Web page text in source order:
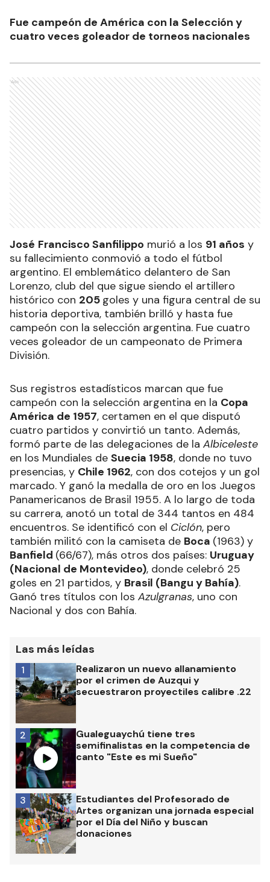
Fue campeón de América con la Selección y
cuatro veces goleador de torneos nacionales
Ads
José Francisco Sanfilippo murió a los 91 años y
su fallecimiento conmovió a todo el fútbol
argentino. El emblemático delantero de San
Lorenzo, club del que sigue siendo el artillero
histórico con 205 goles y una figura central de su
historia deportiva, también brilló y hasta fue
campeón con la selección argentina. Fue cuatro
veces goleador de un campeonato de Primera
División.
Sus registros estadísticos marcan que fue
campeón con la selección argentina en la Copa
América de 1957, certamen en el que disputó
cuatro partidos y convirtió un tanto. Además,
formó parte de las delegaciones de la Albiceleste
en los Mundiales de Suecia 1958, donde no tuvo
presencias, y Chile 1962, con dos cotejos y un gol
marcado. Y ganó la medalla de oro en los Juegos
Panamericanos de Brasil 1955. A lo largo de toda
su carrera, anotó un total de 344 tantos en 484
encuentros. Se identificó con el Ciclón, pero
también militó con la camiseta de Boca (1963) y
Banfield (66/67), más otros dos países: Uruguay
(Nacional de Montevideo), donde celebró 25
goles en 21 partidos, y Brasil (Bangu y Bahía).
Ganó tres títulos con los Azulgranas, uno con
Nacional y dos con Bahía.
Las más leídas
Realizaron un nuevo allanamiento
por el crimen de Auzqui y
secuestraron proyectiles calibre .22
1
Gualeguaychú tiene tres
semifinalistas en la competencia de
canto "Este es mi Sueño"
2
Estudiantes del Profesorado de
Artes organizan una jornada especial
por el Día del Niño y buscan
donaciones
3